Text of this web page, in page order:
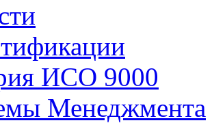
ИСО 9000
Менеджмента